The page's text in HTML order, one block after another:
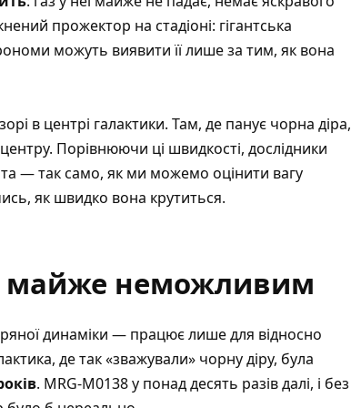
прожектор на стадіоні: гігантська
можуть виявити її лише за тим, як вона
в центрі галактики. Там, де панує чорна діра,
Порівнюючи ці швидкості, дослідники
— так само, як ми можемо оцінити вагу
як швидко вона крутиться.
майже неможливим
динаміки — працює лише для відносно
де так «зважували» чорну діру, була
. MRG-M0138 у понад десять разів далі, і без